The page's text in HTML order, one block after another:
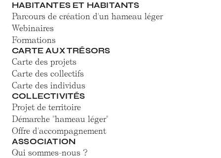
HABITANTES ET HABITANTS
Parcours de création d'un hameau léger
Webinaires
Formations
CARTE AUX TRÉSORS
Carte des projets
Carte des collectifs
Carte des individus
COLLECTIVITÉS
Projet de territoire
Démarche "hameau léger"
Offre d'accompagnement
ASSOCIATION
Qui sommes-nous ?